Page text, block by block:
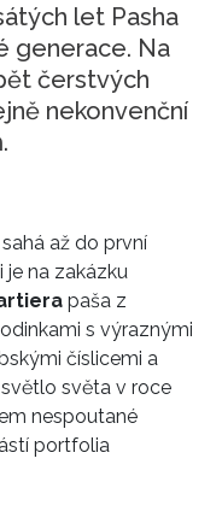
let Pasha
generace. Na
čerstvých
nekonvenční
až do první
na zakázku
paša z
s výraznými
číslicemi a
světa v roce
nespoutané
portfolia